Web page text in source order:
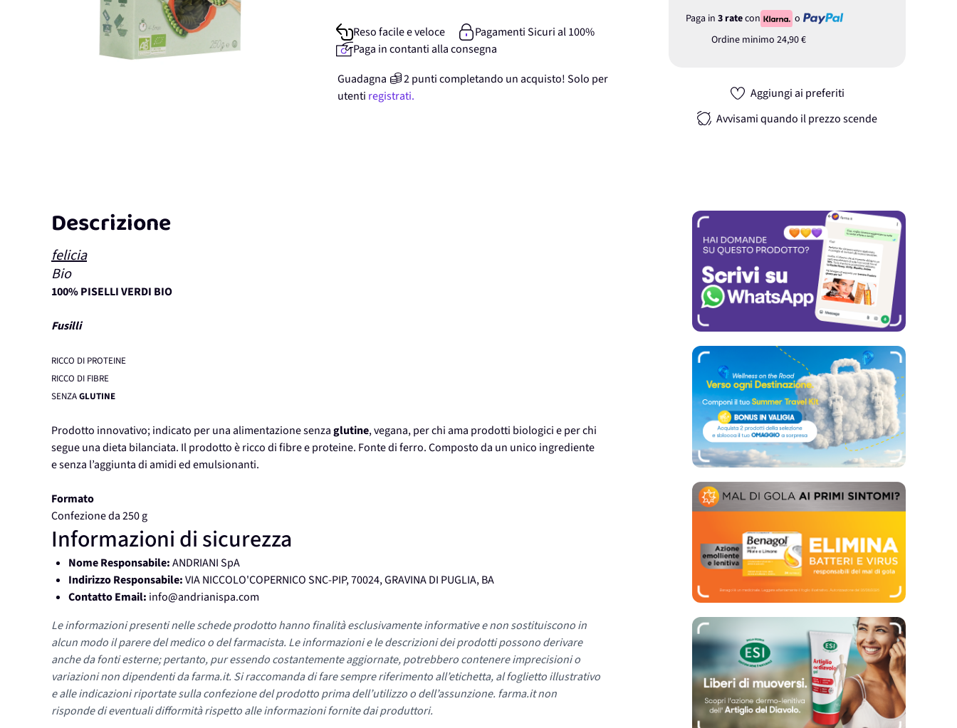
Paga in 3 ratecon
o
Ordine minimo 24,90 €
Aggiungi ai preferiti
Avvisami quando il prezzo scende
Reso facile e veloce
Pagamenti Sicuri al 100%
Paga in contanti alla consegna
Guadagna
2punticompletando un acquisto! Solo per
utenti registrati.
Descrizione
felicia
Bio
100% PISELLI VERDI BIO
Fusilli
RICCO DI PROTEINE
RICCO DI FIBRE
SENZAGLUTINE
Prodotto innovativo; indicato per una alimentazione senzaglutine, vegana, per chi ama prodotti biologici e per chi
segue una dieta bilanciata. Il prodotto è ricco di fibre e proteine. Fonte di ferro. Composto da un unico ingrediente
e senza l’aggiunta di amidi ed emulsionanti.
Formato
Confezione da 250 g
Informazioni di sicurezza
Nome Responsabile:ANDRIANI SpA
Indirizzo Responsabile:VIA NICCOLO'COPERNICO SNC-PIP, 70024, GRAVINA DI PUGLIA, BA
Contatto Email: info@andrianispa.com
Le informazioni presenti nelle schede prodotto hanno finalità esclusivamente informative e non sostituiscono in
alcun modo il parere del medico o del farmacista. Le informazioni e le descrizioni dei prodotti possono derivare
anche da fonti esterne; pertanto, pur essendo costantemente aggiornate, potrebbero contenere imprecisioni o
variazioni non dipendenti da farma.it. Si raccomanda di fare sempre riferimento all’etichetta, al foglietto illustrativo
e alle indicazioni riportate sulla confezione del prodotto prima dell’utilizzo o dell’assunzione. farma.it non
risponde di eventuali difformità rispetto alle informazioni fornite dai produttori.